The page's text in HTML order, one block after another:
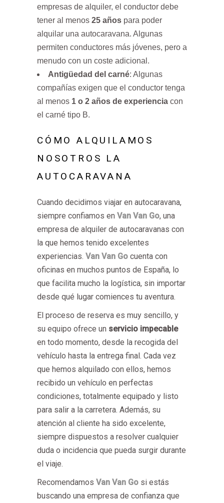
empresas de alquiler, el conductor debe
tener al menos 25 años para poder
alquilar una autocaravana. Algunas
permiten conductores más jóvenes, pero a
menudo con un coste adicional.
Antigüedad del carné: Algunas
compañías exigen que el conductor tenga
al menos 1 o 2 años de experiencia con
el carné tipo B.
CÓMO ALQUILAMOS
NOSOTROS LA
AUTOCARAVANA
Cuando decidimos viajar en autocaravana,
siempre confiamos en Van Van Go, una
empresa de alquiler de autocaravanas con
la que hemos tenido excelentes
experiencias. Van Van Go cuenta con
oficinas en muchos puntos de España, lo
que facilita mucho la logística, sin importar
desde qué lugar comiences tu aventura.
El proceso de reserva es muy sencillo, y
su equipo ofrece un servicio impecable
en todo momento, desde la recogida del
vehículo hasta la entrega final. Cada vez
que hemos alquilado con ellos, hemos
recibido un vehículo en perfectas
condiciones, totalmente equipado y listo
para salir a la carretera. Además, su
atención al cliente ha sido excelente,
siempre dispuestos a resolver cualquier
duda o incidencia que pueda surgir durante
el viaje.
Recomendamos Van Van Go si estás
buscando una empresa de confianza que